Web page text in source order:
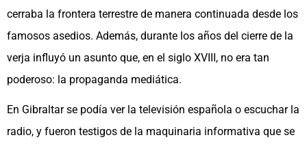
cerraba la frontera terrestre de manera continuada desde los
famosos asedios. Además, durante los años del cierre de la
verja influyó un asunto que, en el siglo XVIII, no era tan
poderoso: la propaganda mediática.
En Gibraltar se podía ver la televisión española o escuchar la
radio, y fueron testigos de la maquinaria informativa que se